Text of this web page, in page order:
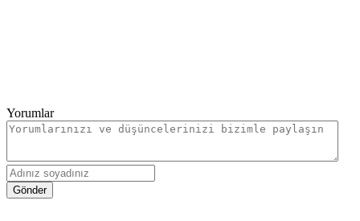
Yorumlar
Gönder